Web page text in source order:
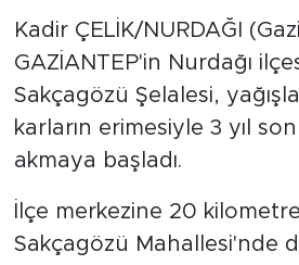
Kadir ÇELİK/NURDAĞI
GAZİANTEP'in Nurdağı
Sakçagözü Şelalesi,
karların erimesiyle 3 yıl
akmaya başladı.
İlçe merkezine 20
Sakçagözü Mahallesi'nde